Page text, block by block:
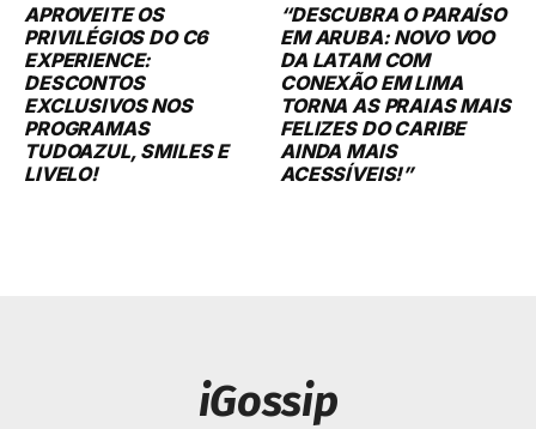
APROVEITE OS
PRIVILÉGIOS DO C6
EXPERIENCE:
DESCONTOS
EXCLUSIVOS NOS
PROGRAMAS
TUDOAZUL, SMILES E
LIVELO!
“DESCUBRA O PARAÍSO
EM ARUBA: NOVO VOO
DA LATAM COM
CONEXÃO EM LIMA
TORNA AS PRAIAS MAIS
FELIZES DO CARIBE
AINDA MAIS
ACESSÍVEIS!”
iGossip